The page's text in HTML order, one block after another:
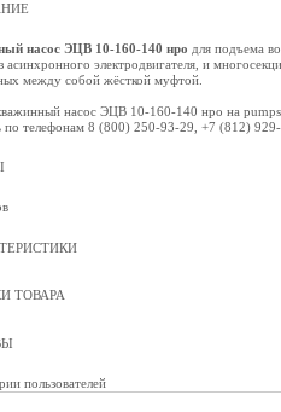
насос ЭЦВ 10-160-140 нро для подъема
асинхронного электродвигателя, и
между собой жёсткой муфтой.
насос ЭЦВ 10-160-140 нро на
по телефонам 8 (800) 250-93-29, +7 (812)
ТОВАРА
пользователей